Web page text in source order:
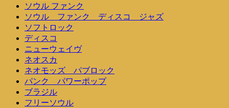
ソウル ファンク
ソウル ファンク ディスコ ジャズ
ソフトロック
ディスコ
ニューウェイヴ
ネオスカ
ネオモッズ パブロック
パンク パワーポップ
ブラジル
フリーソウル